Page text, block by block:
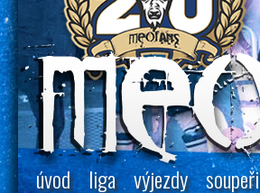
úvod liga výjezdy soupeři